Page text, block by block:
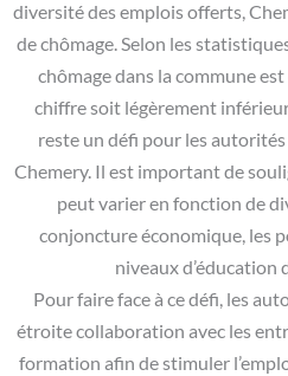
diversité des emplois offerts,
de chômage. Selon les
chômage dans la commune
chiffre soit légèrement
reste un défi pour les
Chemery. Il est important de
peut varier en fonction de
conjoncture économique, les
niveaux d’éducation
Pour faire face à ce défi, les
étroite collaboration avec les
formation afin de stimuler